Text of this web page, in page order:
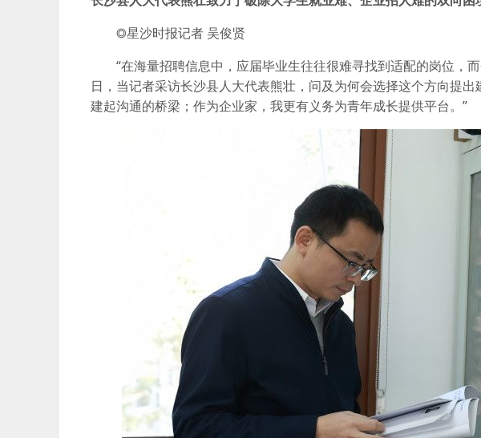
◎星沙时报记者 吴俊贤
“在海量招聘信息中，应届毕业生往往很难寻找到适配的岗位，
日，当记者采访长沙县人大代表熊壮，问及为何会选择这个方向提
建起沟通的桥梁；作为企业家，我更有义务为青年成长提供平台。”